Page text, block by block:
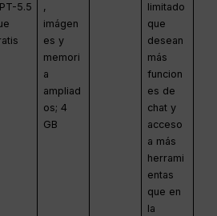
5.5
,
imágen
es y
memori
a
ampliad
os; 4
GB
limitado
que
desean
más
funcion
es de
chat y
acceso
a más
herrami
entas
que en
la